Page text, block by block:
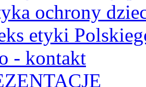
ochrony
etyki
- kontakt